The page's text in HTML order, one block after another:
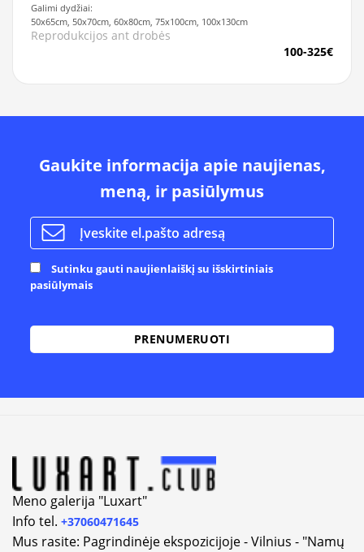
Galimi dydžiai:
50x65cm, 50x70cm, 60x80cm, 75x100cm, 100x130cm
Reprodukcijos ant drobės
100-325€
Gaukite informacija apie naujienas,
meną, ir pasiūlymus
Sutinku gauti naujienlaiškį su išskirtiniais
pasiūlymais
Meno galerija "Luxart"
Info tel. +37060471645
Mus rasite: Pagrindinėje ekspozicijoje - Vilnius - "Namų